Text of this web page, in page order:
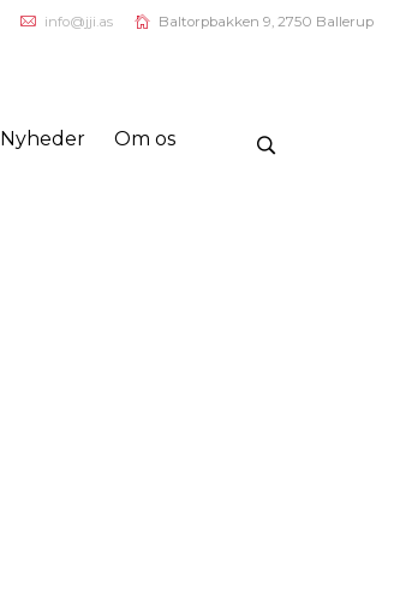
info@jji.as Baltorpbakken 9, 2750 Ballerup
Nyheder Om os